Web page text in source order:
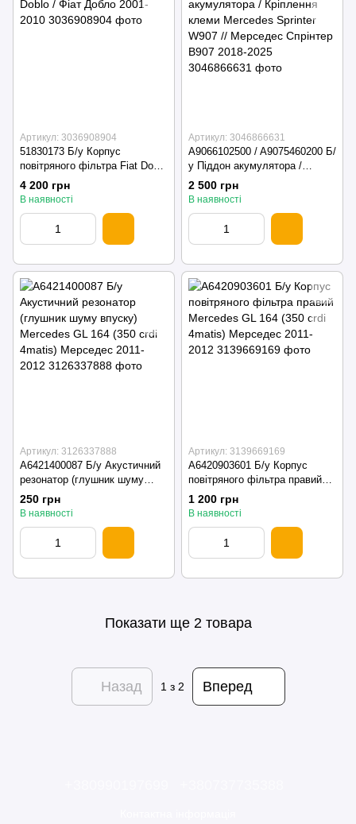
Артикул: 3036908904
51830173 Б/у Корпус
повітряного фільтра Fiat Doblo
/ Фіат Добло 2001-2010
4 200 грн
В наявності
Артикул: 3046866631
A9066102500 / A9075460200 Б/
у Піддон акумулятора /
Кріплення клеми Mercedes
Sprinter W907 // Мерседес
2 500 грн
В наявності
Артикул: 3126337888
A6421400087 Б/у Акустичний
резонатор (глушник шуму
впуску) Mercedes GL 164 (350
crdi 4matis) Мерседес 2011-
250 грн
В наявності
Артикул: 3139669169
A6420903601 Б/у Корпус
повітряного фільтра правий
Mercedes GL 164 (350 crdi
4matis) Мерседес 2011-2012
1 200 грн
В наявності
Показати ще 2 товара
Назад 1з 2 Вперед